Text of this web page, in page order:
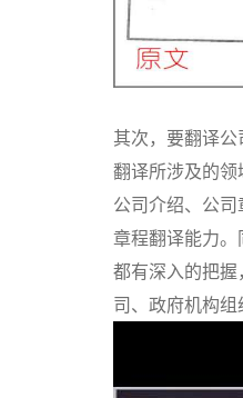
其次，要翻译公
翻译所涉及的
公司介绍、公
章程翻译能力
都有深入的把
司、政府机构组